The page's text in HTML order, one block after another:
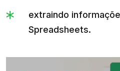
extraindo
Spreadsheets.